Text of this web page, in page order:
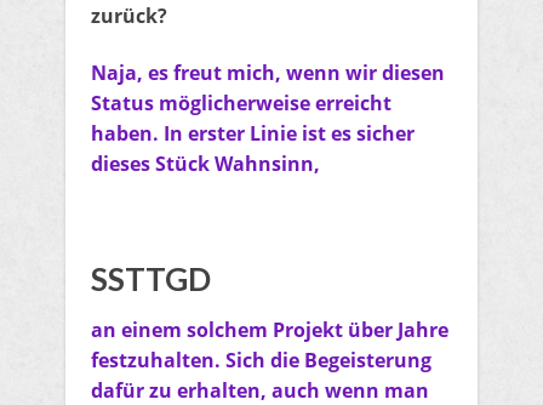
zurück?
Naja, es freut mich, wenn wir diesen
Status möglicherweise erreicht
haben. In erster Linie ist es sicher
dieses Stück Wahnsinn,
SSTTGD
an einem solchem Projekt über Jahre
festzuhalten. Sich die Begeisterung
dafür zu erhalten, auch wenn man